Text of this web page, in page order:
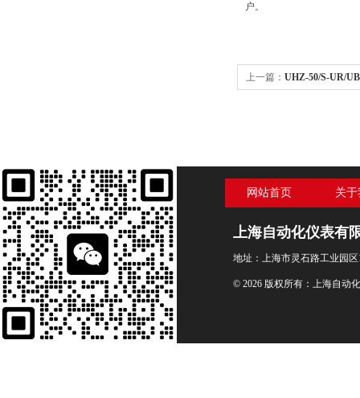
户。
上一篇： UHZ-50/S-UR/
网站首页 关
上海自动化仪表有
地址：上海市灵石路工业园区
© 2026 版权所有：上海自动